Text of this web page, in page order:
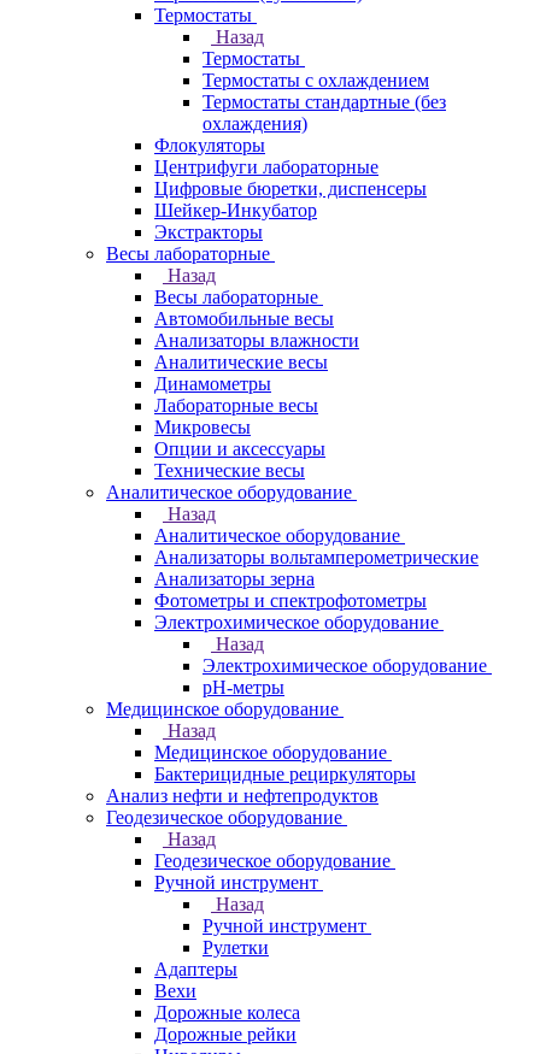
Термостаты
Назад
Термостаты
Термостаты с охлаждением
Термостаты стандартные (без
охлаждения)
Флокуляторы
Центрифуги лабораторные
Цифровые бюретки, диспенсеры
Шейкер-Инкубатор
Экстракторы
Весы лабораторные
Назад
Весы лабораторные
Автомобильные весы
Анализаторы влажности
Аналитические весы
Динамометры
Лабораторные весы
Микровесы
Опции и аксессуары
Технические весы
Аналитическое оборудование
Назад
Аналитическое оборудование
Анализаторы вольтамперометрические
Анализаторы зерна
Фотометры и спектрофотометры
Электрохимическое оборудование
Назад
Электрохимическое оборудование
pH-метры
Медицинское оборудование
Назад
Медицинское оборудование
Бактерицидные рециркуляторы
Анализ нефти и нефтепродуктов
Геодезическое оборудование
Назад
Геодезическое оборудование
Ручной инструмент
Назад
Ручной инструмент
Рулетки
Адаптеры
Вехи
Дорожные колеса
Дорожные рейки